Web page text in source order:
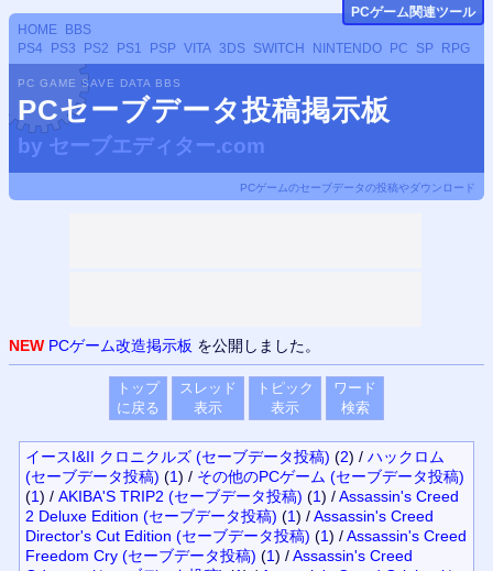
HOME
BBS
PS4
PS3 PS2 PS1 PSP VITA 3DS SWITCH NINTENDO PC SP RPG
PC GAME SAVE DATA BBS
PCセーブデータ投稿掲示板
by セーブエディター.com
PCゲームのセーブデータの投稿やダウンロード
NEW PCゲーム改造掲示板 を公開しました。
トップ
に戻る
スレッド
表示
トピック
表示
ワード
検索
イースI&II クロニクルズ (セーブデータ投稿) (2) / ハックロム
(セーブデータ投稿) (1) / その他のPCゲーム (セーブデータ投稿)
(1) / AKIBA'S TRIP2 (セーブデータ投稿) (1) /Assassin's Creed
2 Deluxe Edition (セーブデータ投稿) (1) /Assassin's Creed
Director's Cut Edition (セーブデータ投稿) (1) /Assassin's Creed
Freedom Cry (セーブデータ投稿) (1) /Assassin's Creed
PCゲーム関連ツール